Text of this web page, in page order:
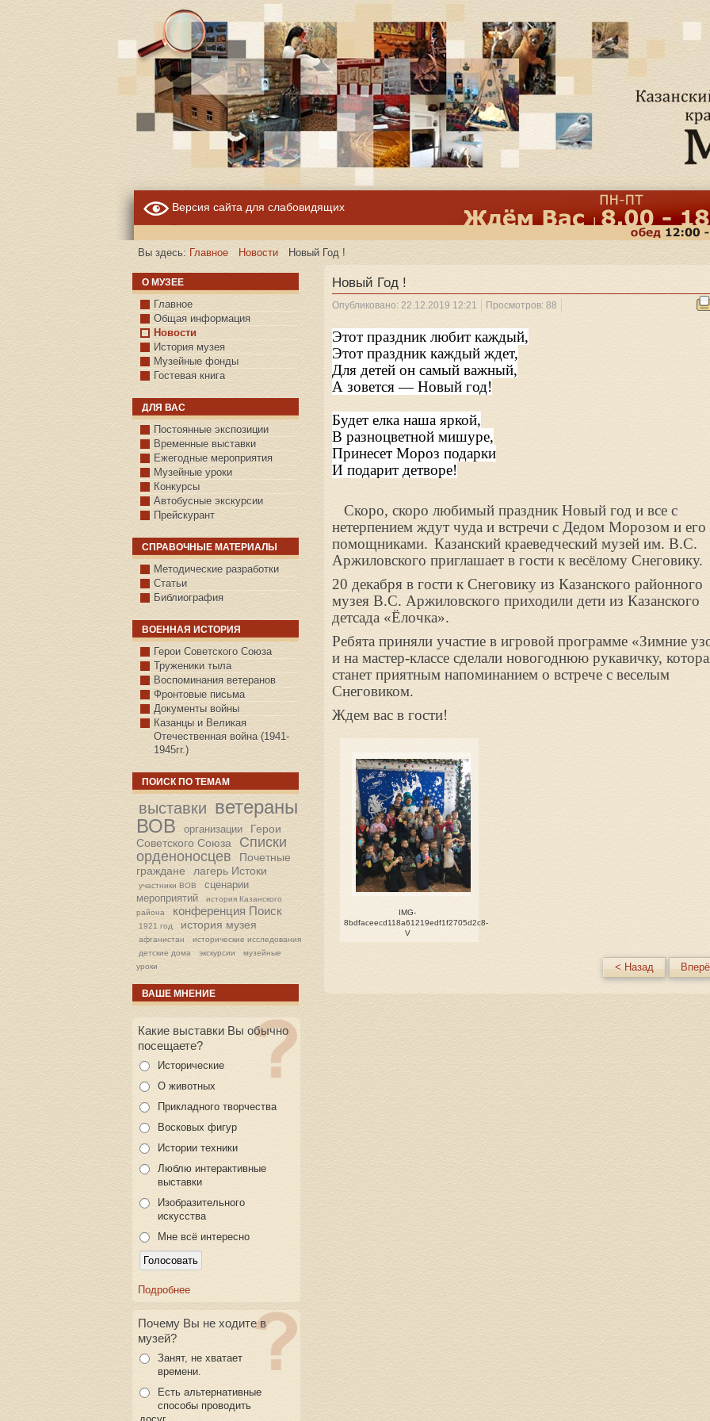
Версия сайта для слабовидящих
Вы здесь: Главное Новости Новый Год !
О МУЗЕЕ
Главное
Общая информация
Новости
История музея
Музейные фонды
Гостевая книга
ДЛЯ ВАС
Постоянные экспозиции
Временные выставки
Ежегодные мероприятия
Музейные уроки
Конкурсы
Автобусные экскурсии
Прейскурант
СПРАВОЧНЫЕ МАТЕРИАЛЫ
Методические разработки
Статьи
Библиография
ВОЕННАЯ ИСТОРИЯ
С.КАЗАНСКОЕ
Герои Советского Союза
Труженики тыла
Воспоминания ветеранов
Фронтовые письма
Документы войны
Казанцы и Великая
Отечественная война (1941-
1945гг.)
ПОИСК ПО ТЕМАМ
выставки ветераны
ВОВ
организации
Герои
Советского Союза
Списки
орденоносцев
Почетные
граждане
лагерь Истоки
участники ВОВ
сценарии
мероприятий
история Казанского
района
конференция Поиск
1921 год история музея
афганистан
исторические исследования
детские дома
экскурсии
музейные
уроки
ВАШЕ МНЕНИЕ
Какие выставки Вы обычно
посещаете?
Исторические
О животных
Прикладного творчества
Восковых фигур
Истории техники
Люблю интерактивные
выставки
Изобразительного
искусства
Мне всё интересно
Подробнее
Почему Вы не ходите в
музей?
Занят, не хватает
времени.
Есть альтернативные
способы проводить
Новый Год !
Опубликовано: 22.12.2019 12:21 Просмотров: 88
Этот праздник любит каждый,
Этот праздник каждый ждет,
Для детей он самый важный,
А зовется — Новый год!
Будет елка наша яркой,
В разноцветной мишуре,
Принесет Мороз подарки
И подарит детворе!
Скоро, скоро любимый праздник Новый год и все с
нетерпением ждут чуда и встречи с Дедом Морозом и его
помощниками. Казанский краеведческий музей им. В.С.
Аржиловского приглашает в гости к весёлому Снеговику.
20 декабря в гости к Снеговику из Казанского районного
музея В.С. Аржиловского приходили дети из Казанского
детсада «Ёлочка».
Ребята приняли участие в игровой программе «Зимние
и на мастер-классе сделали новогоднюю рукавичку,
станет приятным напоминанием о встрече с веселым
Снеговиком.
Ждем вас в гости!
IMG-
8bdfaceecd118a61219edf1f2705d2c8-
V
< Назад